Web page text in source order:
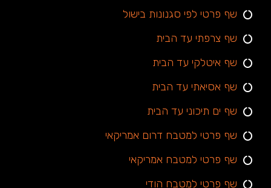
שף פרטי לפי סגנונות בישול
שף צרפתי עד הבית
שף איטלקי עד הבית
שף אסיאתי עד הבית
שף ים תיכוני עד הבית
שף פרטי למטבח דרום אמריקאי
שף פרטי למטבח אמריקאי
שף פרטי למטבח הודי